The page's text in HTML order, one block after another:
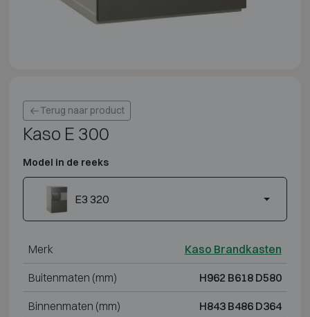
Terug naar product
Kaso E 300
Model in de reeks
E3 320
Merk Kaso Brandkasten
Buitenmaten (mm) H962 B618 D580
Binnenmaten (mm) H843 B486 D364